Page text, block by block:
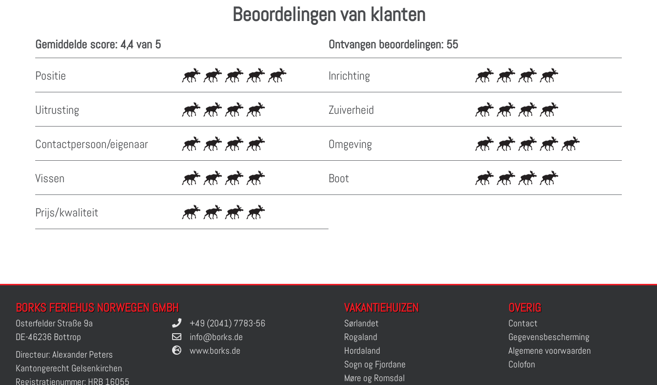
Beoordelingen van klanten
Gemiddelde score: 4,4 van 5 Ontvangen beoordelingen: 55
Positie Inrichting
Uitrusting Zuiverheid
Contactpersoon/eigenaar Omgeving
Vissen Boot
Prijs/kwaliteit
BORKS FERIEHUS NORWEGEN GMBH
Osterfelder Straße 9a
DE-46236 Bottrop
Directeur: Alexander Peters
Kantongerecht Gelsenkirchen
Registratienummer: HRB 16055
+49 (2041) 7783-56
info@borks.de
www.borks.de
VAKANTIEHUIZEN
Sørlandet
Rogaland
Hordaland
Sogn og Fjordane
Møre og Romsdal
OVERIG
Contact
Gegevensbescherming
Algemene voorwaarden
Colofon